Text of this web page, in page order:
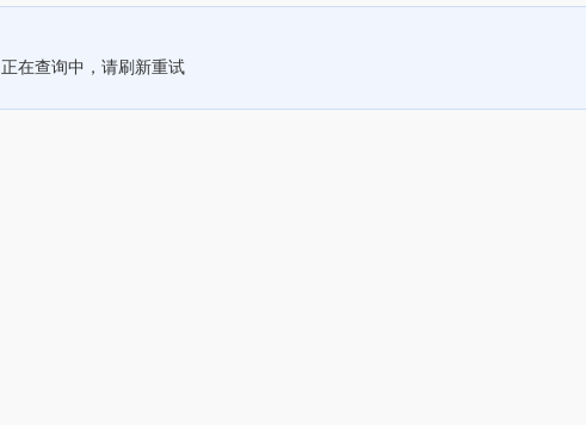
正在查询中，请刷新重试